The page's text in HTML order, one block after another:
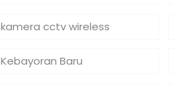
kamera cctv wireless
Kebayoran Baru